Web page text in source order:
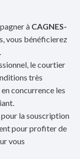
à CAGNES-
vous bénéficierez
le courtier
très
concurrence les
pour la souscription
pour profiter de
vous